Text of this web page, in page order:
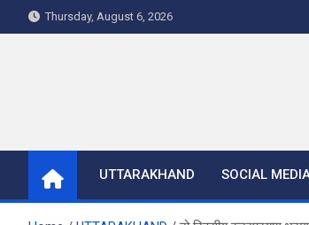
to
Thursday, August 6, 2026
UTTARAKHAND SOCIAL